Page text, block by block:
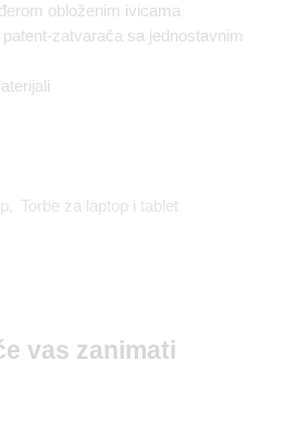
obloženim ivicama
zatvarača sa jednostavnim
, Torbe za laptop i tablet
vas zanimati